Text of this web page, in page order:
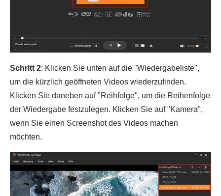
Schritt 2: Klicken Sie unten auf die "Wiedergabeliste",
um die kürzlich geöffneten Videos wiederzufinden.
Klicken Sie daneben auf "Reihfolge", um die Reihenfolge
der Wiedergabe festzulegen. Klicken Sie auf "Kamera",
wenn Sie einen Screenshot des Videos machen
möchten.